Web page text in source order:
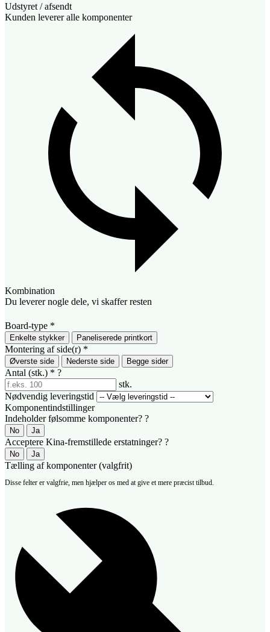
Udstyret / afsendt
Kunden leverer alle komponenter
Kombination
Du leverer nogle dele, vi skaffer resten
Board-type *
Enkelte stykker Paneliserede printkort
Montering af side(r) *
Øverste side Nederste side Begge sider
Antal (stk.) * ?
stk.
Nødvendig leveringstid
Komponentindstillinger
Indeholder følsomme komponenter? ?
No Ja
Acceptere Kina-fremstillede erstatninger? ?
No Ja
Tælling af komponenter (valgfrit)
Disse felter er valgfrie, men hjælper os med at give et mere præcist tilbud.